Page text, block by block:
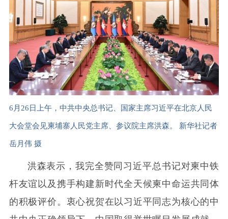
6月26日上午，中共中央总书记、国家主席习近平在北京人民
大会堂会见柬埔寨人民党主席、参议院主席洪森。 新华社记者
岳月伟 摄
洪森表示，我完全赞同习近平总书记对柬中铁
杆友谊以及携手构建新时代全天候柬中命运共同体
的积极评价。衷心祝贺在以习近平同志为核心的中